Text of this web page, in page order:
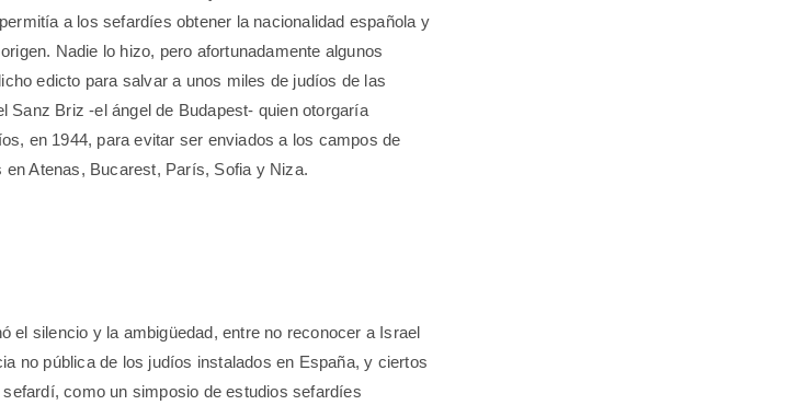
a los sefardíes obtener la nacionalidad española y
Nadie lo hizo, pero afortunadamente algunos
edicto para salvar a unos miles de judíos de las
Sanz Briz -el ángel de Budapest- quien otorgaría
en 1944, para evitar ser enviados a los campos de
Atenas, Bucarest, París, Sofia y Niza.
el silencio y la ambigüedad, entre no reconocer a Israel
no pública de los judíos instalados en España, y ciertos
como un simposio de estudios sefardíes